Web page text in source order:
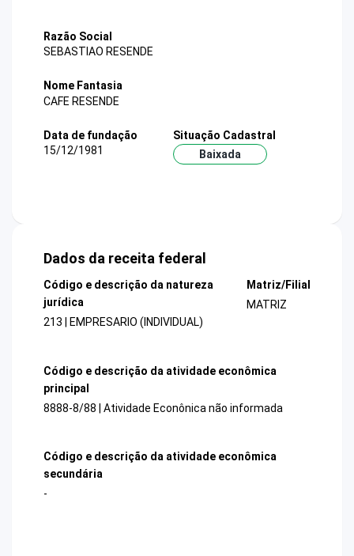
Razão Social
SEBASTIAO RESENDE
Nome Fantasia
CAFE RESENDE
Data de fundação
15/12/1981
Situação Cadastral
Baixada
Dados da receita federal
Código e descrição da natureza
jurídica
213 | EMPRESARIO (INDIVIDUAL)
Matriz/Filial
MATRIZ
Código e descrição da atividade econômica
principal
8888-8/88 | Atividade Econônica não informada
Código e descrição da atividade econômica
secundária
-